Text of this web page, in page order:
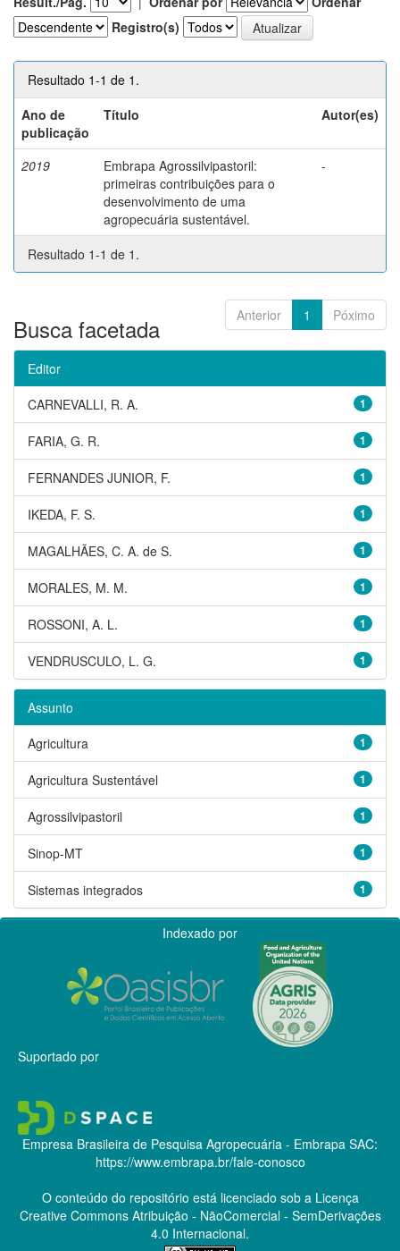
Registro(s)
Resultado 1-1 de 1.
Ano de
publicação
Título Autor(es)
2019
Embrapa Agrossilvipastoril:
primeiras contribuições para o
desenvolvimento de uma
agropecuária sustentável.
-
Resultado 1-1 de 1.
Anterior 1 Póximo
Busca facetada
Editor
1
CARNEVALLI, R. A.
1
FARIA, G. R.
1
FERNANDES JUNIOR, F.
1
IKEDA, F. S.
1
MAGALHÃES, C. A. de S.
1
MORALES, M. M.
1
ROSSONI, A. L.
1
VENDRUSCULO, L. G.
Assunto
1
Agricultura
1
Agricultura Sustentável
1
Agrossilvipastoril
1
Sinop-MT
1
Sistemas integrados
Indexado por
Suportado por
Empresa Brasileira de Pesquisa Agropecuária - Embrapa SAC:
https://www.embrapa.br/fale-conosco
O conteúdo do repositório está licenciado sob a Licença
Creative CommonsAtribuição - NãoComercial - SemDerivações
4.0 Internacional.